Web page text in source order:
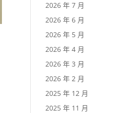
2026 年 7 月
2026 年 6 月
2026 年 5 月
2026 年 4 月
2026 年 3 月
2026 年 2 月
2025 年 12 月
2025 年 11 月